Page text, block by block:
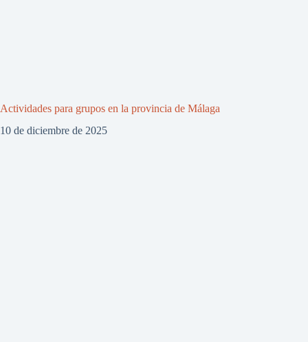
Actividades para grupos en la provincia de Málaga
10 de diciembre de 2025